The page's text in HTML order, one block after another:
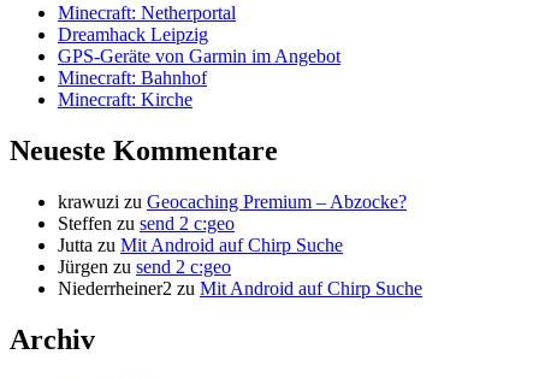
Minecraft: Netherportal
Dreamhack Leipzig
GPS-Geräte von Garmin im Angebot
Minecraft: Bahnhof
Minecraft: Kirche
Neueste Kommentare
krawuzi zu Geocaching Premium – Abzocke?
Steffen zu send 2 c:geo
Jutta zu Mit Android auf Chirp Suche
Jürgen zu send 2 c:geo
Niederrheiner2 zu Mit Android auf Chirp Suche
Archiv